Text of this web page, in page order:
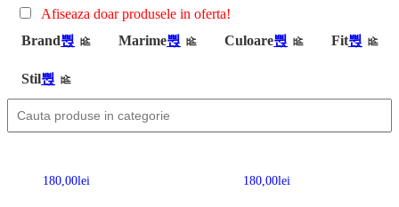
Afiseaza doar produsele in oferta!
Brand
Marime Culoare Fit
Stil
180,00lei 180,00lei